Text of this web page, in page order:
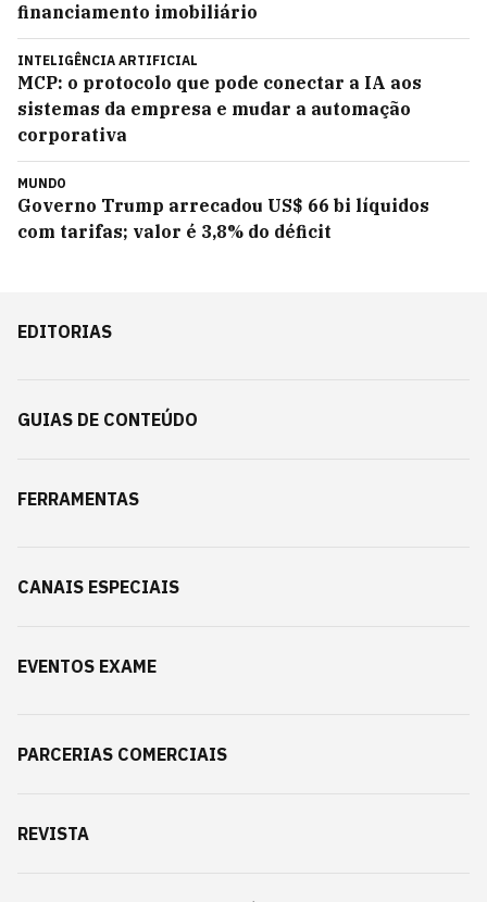
financiamento imobiliário
INTELIGÊNCIA ARTIFICIAL
MCP: o protocolo que pode conectar a IA aos
sistemas da empresa e mudar a automação
corporativa
MUNDO
Governo Trump arrecadou US$ 66 bi líquidos
com tarifas; valor é 3,8% do déficit
EDITORIAS
GUIAS DE CONTEÚDO
FERRAMENTAS
CANAIS ESPECIAIS
EVENTOS EXAME
PARCERIAS COMERCIAIS
REVISTA